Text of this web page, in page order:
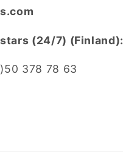
(24/7) (Finland):
378 78 63